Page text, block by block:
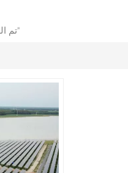
1 تم العثور على نتائج لـ "مزارع الطاقة الشمسية الكهروضوئية"